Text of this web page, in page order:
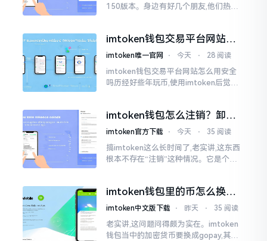
150版本。身边有好几个朋友,他们热衷
imtoken钱包交易平台网站怎
么用？安全吗？一文讲清真实
imtoken唯一官网 ⋅ 今天 ⋅ 28 阅读
imtoken钱包交易平台网站怎么用安全
吗历经好些年玩币,使用imtoken后觉得
非交易平台
imtoken钱包怎么注销？卸载
后你的资产还在吗
imtoken官方下载 ⋅ 今天 ⋅ 35 阅读
搞imtoken这么长时间了,老实讲,这东西
根本不存在“注销”这种情况。它是个去
件。你想要注销?
imtoken钱包里的币怎么换成
gopay？老哥手把手教你
imtoken中文版下载 ⋅ 昨天 ⋅ 35 阅读
老实讲,这问题问得颇为实在。imtoken
钱包当中的加密货币要换成gopay,其间